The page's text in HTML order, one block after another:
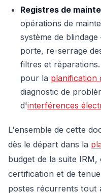
Registres de
opérations de
système de
porte, re-serrage
filtres et
pour la planification
diagnostic de
d'interférences
L'ensemble de cette
dès le départ dans la
budget de la suite
certification et de
postes récurrents tout